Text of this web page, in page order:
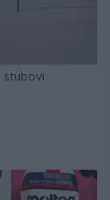
stubovi